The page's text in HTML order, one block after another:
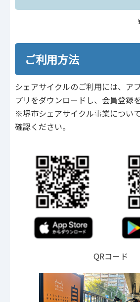
ご利用方法
シェアサイクルのご利用には、ア
プリをダウンロードし、会員登録
※堺市シェアサイクル事業について
確認ください。
QRコード